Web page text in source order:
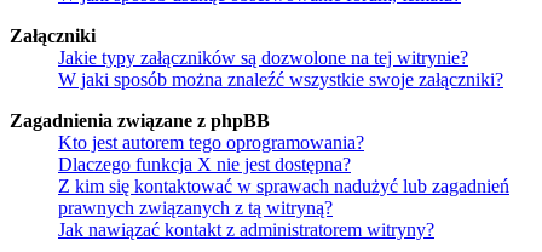
Załączniki
Jakie typy załączników są dozwolone na tej witrynie?
W jaki sposób można znaleźć wszystkie swoje załączniki?
Zagadnienia związane z phpBB
Kto jest autorem tego oprogramowania?
Dlaczego funkcja X nie jest dostępna?
Z kim się kontaktować w sprawach nadużyć lub zagadnień
prawnych związanych z tą witryną?
Jak nawiązać kontakt z administratorem witryny?